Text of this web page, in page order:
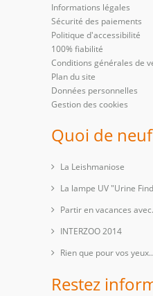
Informations légales
Sécurité des paiements
Politique d'accessibilité
100% fiabilité
Conditions générales de
Plan du site
Données personnelles
Gestion des cookies
Quoi de
La Leishmaniose
La lampe UV "Urine
Partir en vacances
INTERZOO 2014
Rien que pour vos
Restez